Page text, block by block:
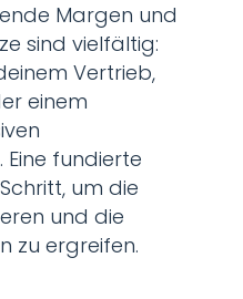
Margen und
sind vielfältig:
Vertrieb,
einem
fundierte
um die
und die
zu ergreifen.